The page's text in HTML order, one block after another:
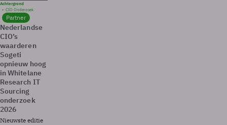
Achtergrond
CIO Onderzoek
Partner
Nederlandse
CIO’s
waarderen
Sogeti
opnieuw hoog
in Whitelane
Research IT
Sourcing
onderzoek
2026
Nieuwste editie